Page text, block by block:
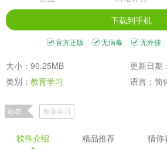
下载到手机
官方正版 无病毒 无外挂
大小：90.25MB
更新日期
类别： 教育学习 语言：简
标签 教育学习
软件介绍 精品推荐 猜你